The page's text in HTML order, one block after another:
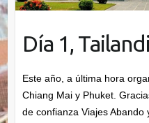
Día 1,
Este año, a última hora
Chiang Mai y Phuket.
de confianza Viajes Abando